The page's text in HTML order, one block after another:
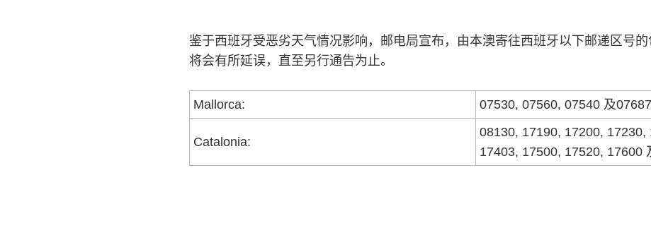
鉴于西班牙受恶劣天气情况影响，邮电局宣布，由本澳寄往西班牙以下邮递区号
将会有所延误，直至另行通告为止。
Mallorca: 07530, 07560, 07540 及07687
Catalonia:
08130, 17190, 17200, 17230,
17403, 17500, 17520, 17600